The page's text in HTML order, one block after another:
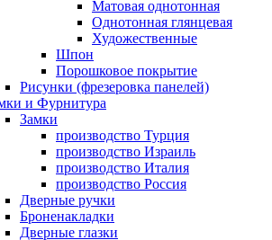
Матовая однотонная
Однотонная глянцевая
Художественные
Шпон
Порошковое покрытие
Рисунки (фрезеровка панелей)
и Фурнитура
Замки
производство Турция
производство Израиль
производство Италия
производство Россия
Дверные ручки
Броненакладки
Дверные глазки